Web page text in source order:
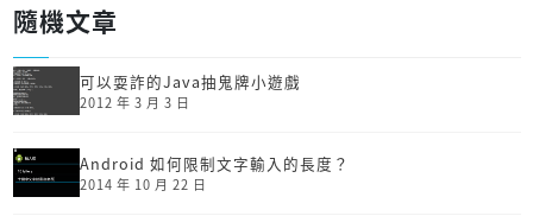
隨機文章
可以耍詐的Java抽鬼牌小遊戲
2012 年 3 月 3 日
Android 如何限制文字輸入的長度？
2014 年 10 月 22 日